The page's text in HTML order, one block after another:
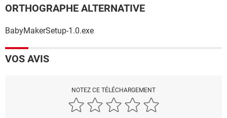
ORTHOGRAPHE ALTERNATIVE
BabyMakerSetup-1.0.exe
VOS AVIS
NOTEZ CE TÉLÉCHARGEMENT